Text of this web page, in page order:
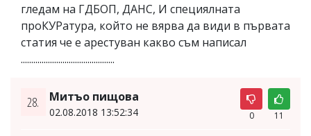
гледам на ГДБОП, ДАНС, И специялната
проКУРатура, който не вярва да види в първата
статия че е арестуван какво съм написал
.............................................
28. Митъо пищова
02.08.2018 13:52:34 0 11